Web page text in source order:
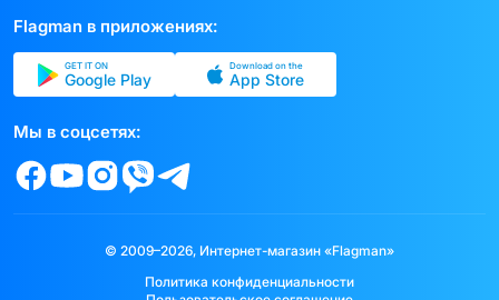
Flagman в приложениях:
GET IT ON
Google Play
Download on the
App Store
Мы в соцсетях:
© 2009–2026, Интернет-магазин «Flagman»
Политика конфиденциальности